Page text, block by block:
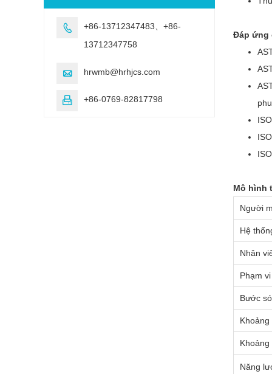
Đáp ứng
Mô hình
Người
Hệ
Nhân
Phạm
Bước
Năng

+86-13712347483、+86-
13712347758
 hrwmb@hrhjcs.com
 +86-0769-82817798